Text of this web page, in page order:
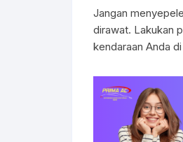
Jangan
dirawat. Lakukan
kendaraan Anda